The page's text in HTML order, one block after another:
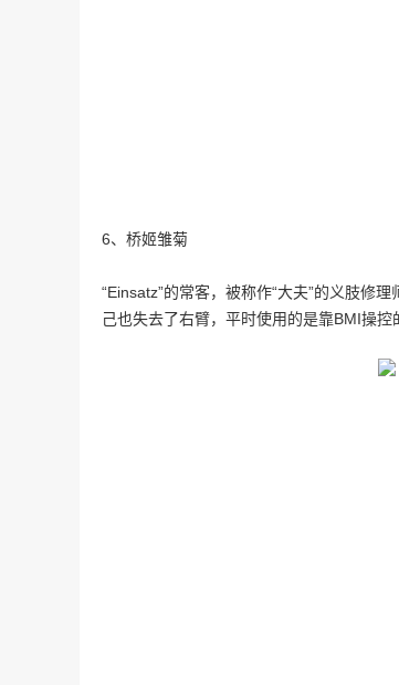
6、桥姬雏菊
“Einsatz”的常客，被称作“大夫”的义肢修
己也失去了右臂，平时使用的是靠BMI操控